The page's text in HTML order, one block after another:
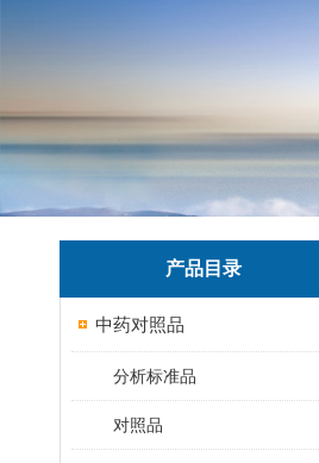
产品目录
中药对照品
分析标准品
对照品